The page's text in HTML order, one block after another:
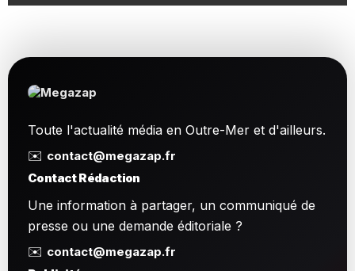
Toute l'actualité média en Outre-Mer et d'ailleurs.
✉️ contact@megazap.fr
Contact Rédaction
Une information à partager, un communiqué de
presse ou une demande éditoriale ?
✉️ contact@megazap.fr